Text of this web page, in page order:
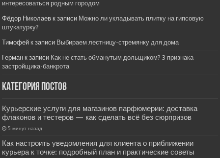
интересоваться родным городом
Фёдор Николаев к записи Можно ли укладывать плитку на гипсовую
штукатурку?
Тимофей к записи Выбираем лестницу-стремянку для дома
Герман к записи Как не стать обманутым дольщиком? 3 признака
застройщика-банкрота
Категория постов
Курьерские услуги для магазинов парфюмерии: доставка
флаконов и тестеров — как сделать всё без сюрпризов
5 минут назад
Как настроить уведомления для клиента о приближении
курьера к точке: подробный план и практические советы